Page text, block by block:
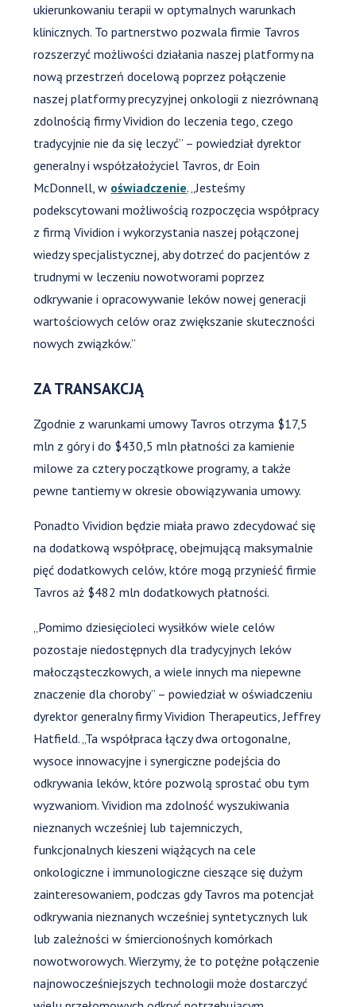
ukierunkowaniu terapii w optymalnych warunkach
klinicznych. To partnerstwo pozwala firmie Tavros
rozszerzyć możliwości działania naszej platformy na
nową przestrzeń docelową poprzez połączenie
naszej platformy precyzyjnej onkologii z niezrównaną
zdolnością firmy Vividion do leczenia tego, czego
tradycyjnie nie da się leczyć” – powiedział dyrektor
generalny i współzałożyciel Tavros, dr Eoin
McDonnell, w oświadczenie. „Jesteśmy
podekscytowani możliwością rozpoczęcia współpracy
z firmą Vividion i wykorzystania naszej połączonej
wiedzy specjalistycznej, aby dotrzeć do pacjentów z
trudnymi w leczeniu nowotworami poprzez
odkrywanie i opracowywanie leków nowej generacji
wartościowych celów oraz zwiększanie skuteczności
nowych związków.”
ZA TRANSAKCJĄ
Zgodnie z warunkami umowy Tavros otrzyma $17,5
mln z góry i do $430,5 mln płatności za kamienie
milowe za cztery początkowe programy, a także
pewne tantiemy w okresie obowiązywania umowy.
Ponadto Vividion będzie miała prawo zdecydować się
na dodatkową współpracę, obejmującą maksymalnie
pięć dodatkowych celów, które mogą przynieść firmie
Tavros aż $482 mln dodatkowych płatności.
„Pomimo dziesięcioleci wysiłków wiele celów
pozostaje niedostępnych dla tradycyjnych leków
małocząsteczkowych, a wiele innych ma niepewne
znaczenie dla choroby” – powiedział w oświadczeniu
dyrektor generalny firmy Vividion Therapeutics, Jeffrey
Hatfield. „Ta współpraca łączy dwa ortogonalne,
wysoce innowacyjne i synergiczne podejścia do
odkrywania leków, które pozwolą sprostać obu tym
wyzwaniom. Vividion ma zdolność wyszukiwania
nieznanych wcześniej lub tajemniczych,
funkcjonalnych kieszeni wiążących na cele
onkologiczne i immunologiczne cieszące się dużym
zainteresowaniem, podczas gdy Tavros ma potencjał
odkrywania nieznanych wcześniej syntetycznych luk
lub zależności w śmiercionośnych komórkach
nowotworowych. Wierzymy, że to potężne połączenie
najnowocześniejszych technologii może dostarczyć